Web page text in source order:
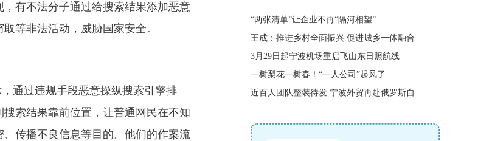
有不法分子通过给搜索结果添加恶意
等非法活动，威胁国家安全。
通过违规手段恶意操纵搜索引擎排
索结果靠前位置，让普通网民在不知
传播不良信息等目的。他们的作案流
“两张清单”让企业不再“隔河相望”
王成：推进乡村全面振兴 促进城乡一体融合
3月29日起宁波机场重启飞山东日照航线
一树梨花一树春！“一人公司”起风了
近百人团队整装待发 宁波外贸再赴俄罗斯自...